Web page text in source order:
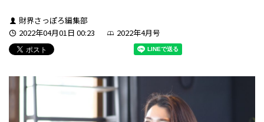
財界さっぽろ編集部
2022年04月01日 00:23
2022年4月号